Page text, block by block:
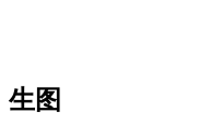
生图